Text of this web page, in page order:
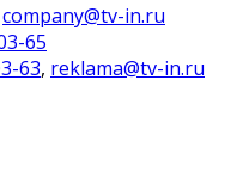
company@tv-in.ru
65
63, reklama@tv-in.ru